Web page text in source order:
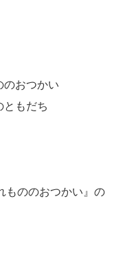
のおつかい
ともだち
もののおつかい』の